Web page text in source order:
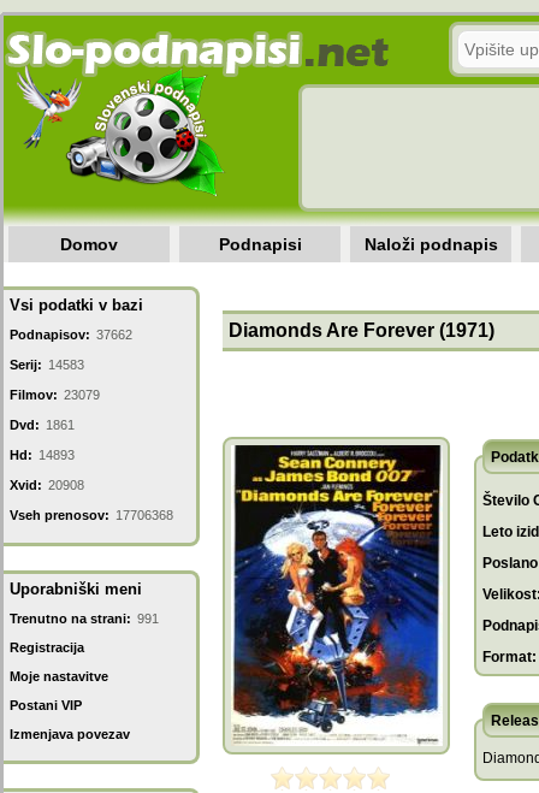
Domov Podnapisi Naloži podnapis
Vsi podatki v bazi
Podnapisov: 37662
Serij: 14583
Filmov: 23079
Dvd: 1861
Hd: 14893
Xvid: 20908
Vseh prenosov: 17706368
Uporabniški meni
Trenutno na strani: 991
Registracija
Moje nastavitve
Postani VIP
Izmenjava povezav
Diamonds Are Forever (1971)
Število
Leto
Format: